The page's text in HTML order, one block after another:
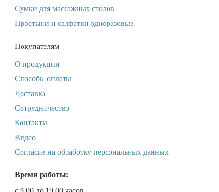
Сумки для массажных столов
Простыни и салфетки одноразовые
Покупателям
О продукции
Способы оплаты
Доставка
Сотрудничество
Контакты
Видео
Согласие на обработку персональных данных
Время работы:
с 9.00 до 19.00 часов